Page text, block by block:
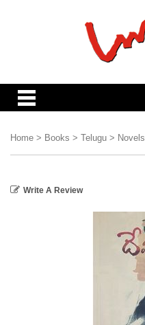
Home > Books > Telugu > Novels
Write A Review